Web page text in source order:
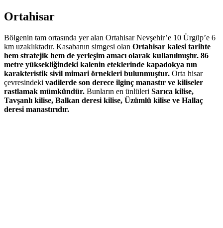
Ortahisar
Bölgenin tam ortasında yer alan Ortahisar Nevşehir’e 10 Ürgüp’e 6
km uzaklıktadır. Kasabanın simgesi olan Ortahisar kalesi tarihte
hem stratejik hem de yerleşim amacı olarak kullanılmıştır. 86
metre yüksekliğindeki kalenin eteklerinde kapadokya nın
karakteristik sivil mimari örnekleri bulunmuştur. Orta hisar
çevresindeki vadilerde son derece ilginç manastır ve kiliseler
rastlamak mümkündür. Bunların en ünlüleri Sarıca kilise,
Tavşanlı kilise, Balkan deresi kilise, Üzümlü kilise ve Hallaç
deresi manastırıdır.